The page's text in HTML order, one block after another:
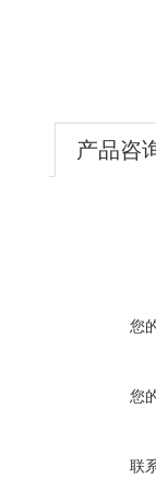
产品咨
您
您
联